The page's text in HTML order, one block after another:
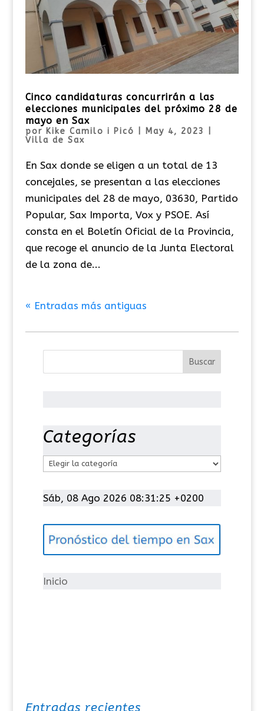
Cinco candidaturas concurrirán a las
elecciones municipales del próximo 28 de
mayo en Sax
por Kike Camilo i Picó May 4, 2023
Villa de Sax
En Sax donde se eligen a un total de 13
concejales, se presentan a las elecciones
municipales del 28 de mayo, 03630, Partido
Popular, Sax Importa, Vox y PSOE. Así
consta en el Boletín Oficial de la Provincia,
que recoge el anuncio de la Junta Electoral
de la zona de...
« Entradas más antiguas
Categorías
t
g
í
Sáb, 08 Ago 2026 08:31:25 +0200
Inicio
Entradas recientes